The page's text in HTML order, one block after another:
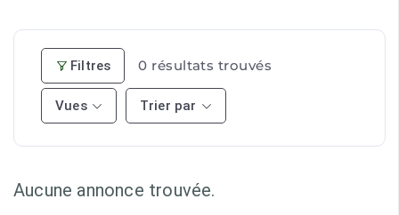
Filtres 0 résultats trouvés
Vues Trier par
Aucune annonce trouvée.